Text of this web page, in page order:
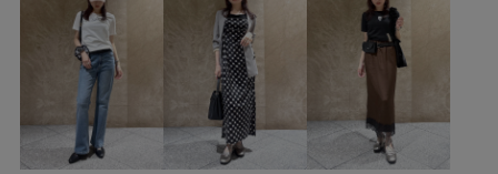
オーガンジー オールシーズン
カットソー クルーネック サイドスリット
シンプル シンプルなニット シンプルコーデ
スカート スッキリ スッキリ見え ストーン